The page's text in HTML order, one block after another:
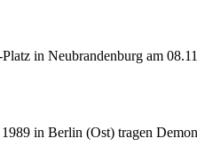
in Neubrandenburg am
in Berlin (Ost) tragen